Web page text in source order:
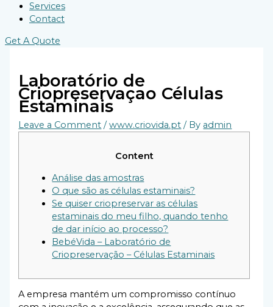
Services
Contact
Get A Quote
Laboratório de
Criopreservaçao Células
Estaminais
Leave a Comment /www.criovida.pt / By admin
Content
Análise das amostras
O que são as células estaminais?
Se quiser criopreservar as células
estaminais do meu filho, quando tenho
de dar início ao processo?
BebéVida – Laboratório de
Criopreservação – Células Estaminais
A empresa mantém um compromisso contínuo